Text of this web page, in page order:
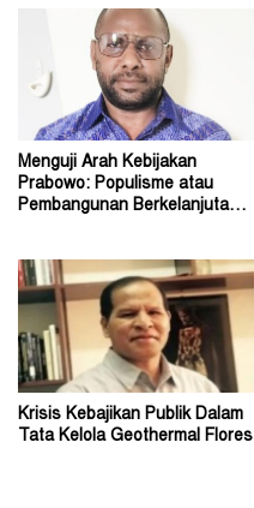
Menguji Arah Kebijakan
Prabowo: Populisme atau
Pembangunan Berkelanjutan?
Krisis Kebajikan Publik Dalam
Tata Kelola Geothermal Flores